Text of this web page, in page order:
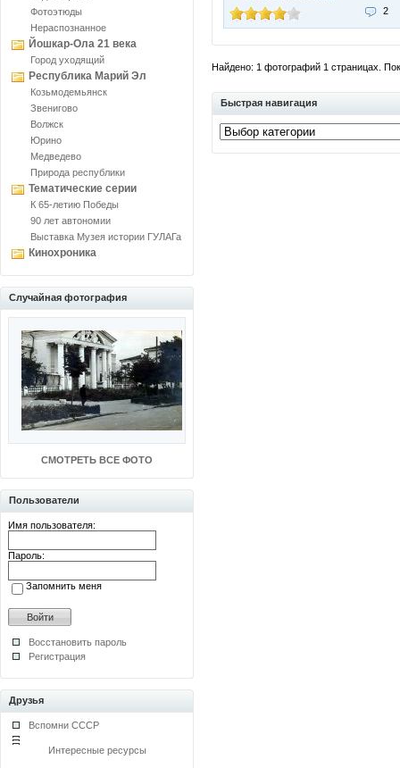
Фотоэтюды
Нераспознанное
Йошкар-Ола 21 века
Город уходящий
Республика Марий Эл
Козьмодемьянск
Звенигово
Волжск
Юрино
Медведево
Природа республики
Тематические серии
К 65-летию Победы
90 лет автономии
Выставка Музея истории ГУЛАГа
Кинохроника
Случайная фотография
СМОТРЕТЬ ВСЕ ФОТО
Пользователи
Имя пользователя:
Пароль:
Запомнить меня
Восстановить пароль
Регистрация
Друзья
Вспомни СССР
Интересные ресурсы
2
Найдено: 1 фотографий 1 страницах.
Быстрая навигация